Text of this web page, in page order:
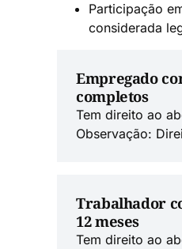
Participação
considerada
Empregado
completos
Tem direito ao
Observação:
Trabalhador
12 meses
Tem direito ao